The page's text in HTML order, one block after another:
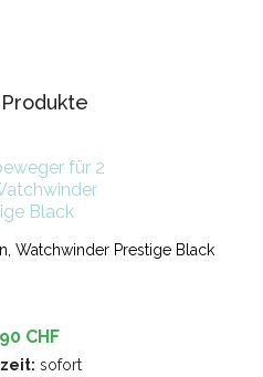
Watchwinder Prestige Black
CHF
sofort